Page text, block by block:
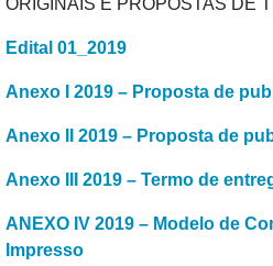
Edital 01_2019
Anexo I 2019 – Proposta de
Anexo II 2019 – Proposta de
Anexo III 2019 – Termo de
ANEXO IV 2019 – Modelo de
Impresso